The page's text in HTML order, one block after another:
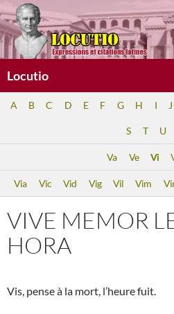
Aller
au
contenu
Locutio
A B C D E F G H I J
S T U
Va Ve Vi
Via Vic Vid Vig Vil Vim
VIVE MEMOR
HORA
Vis, pense à la mort, l’heure fuit.